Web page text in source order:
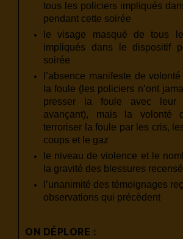
tous les policiers impliqués
pendant cette soirée
le visage masqué de tous
impliqués dans le dispositif
soirée
l’absence manifeste de
la foule (les policiers n’ont
presser la foule avec leur
avançant), mais la volonté
terroriser la foule par les cris,
coups et le gaz
le niveau de violence et le
la gravité des blessures
l’unanimité des témoignages
observations qui précèdent
ON DÉPLORE :